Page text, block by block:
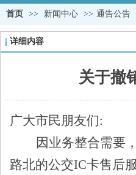
首页 >> 新闻中心 >> 通告公告
详细内容
关于撤
广大市民朋友们:
因业务整合需要
路北的公交IC卡售后